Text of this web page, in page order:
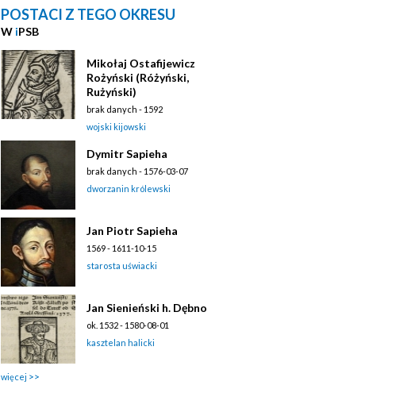
POSTACI Z TEGO OKRESU
W iPSB
Mikołaj Ostafijewicz
Rożyński (Różyński,
Rużyński)
brak danych - 1592
wojski kijowski
Dymitr Sapieha
brak danych - 1576-03-07
dworzanin królewski
Jan Piotr Sapieha
1569 - 1611-10-15
starosta uświacki
Jan Sienieński h. Dębno
ok. 1532 - 1580-08-01
kasztelan halicki
więcej